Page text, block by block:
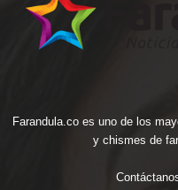
Farandula.co es uno de los
y chismes de